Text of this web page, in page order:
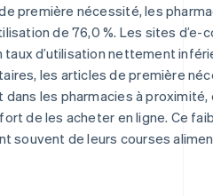
première nécessité, les
de 76,0 %. Les sites
d’utilisation nettement
les articles de première
les pharmacies à proximité,
de les acheter en ligne. Ce
souvent de leurs courses